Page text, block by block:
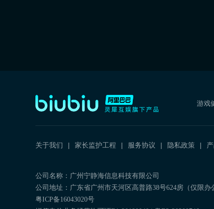
游戏
关于我们 家长监护工程 服务协议 隐私政策
公司名称：广州宁静海信息科技有限公司
公司地址：广东省广州市天河区高普路38号624房（仅限办
粤ICP备16043020号